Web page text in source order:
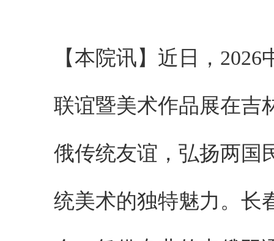
【本院讯】近日，
联谊暨美术作品展在吉
俄传统友谊，弘扬两国
统美术的独特魅力。长